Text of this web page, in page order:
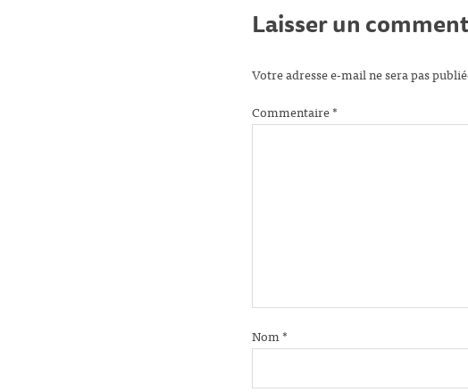
Laisser un
Votre adresse e-mail ne sera pas
Commentaire*
Nom*